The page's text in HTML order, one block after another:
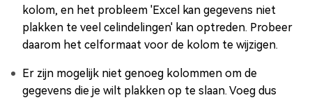
kolom, en het probleem 'Excel kan gegevens niet
plakken te veel celindelingen' kan optreden. Probeer
daarom het celformaat voor de kolom te wijzigen.
Er zijn mogelijk niet genoeg kolommen om de
gegevens die je wilt plakken op te slaan. Voeg dus